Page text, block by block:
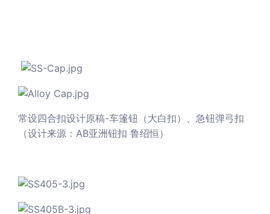
常设四合扣设计原稿-车篷钮（大白扣）、急钮弹弓扣
（设计来源：AB亚洲钮扣 鲁绍恒）